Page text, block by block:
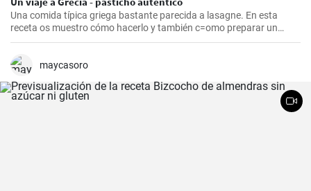
Una comida típica griega bastante parecida a lasagne. En esta
receta os muestro cómo hacerlo y también c=omo preparar un
bechamel auténtico.
maycasoro